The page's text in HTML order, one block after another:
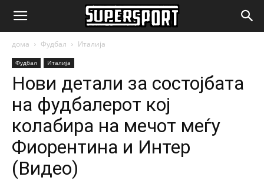
SuperSport.mk
дома Фудбал Италија
Фудбал Италија
Нови детали за состојбата
на фудбалерот кој
колабира на мечот меѓу
Фиорентина и Интер
(Видео)